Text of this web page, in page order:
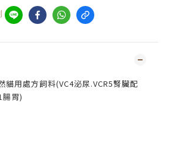
用處方飼料(VC4泌尿.VCR5腎臟配
腸胃)